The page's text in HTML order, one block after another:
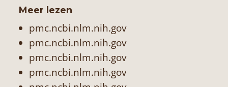
Meer lezen
pmc.ncbi.nlm.nih.gov
pmc.ncbi.nlm.nih.gov
pmc.ncbi.nlm.nih.gov
pmc.ncbi.nlm.nih.gov